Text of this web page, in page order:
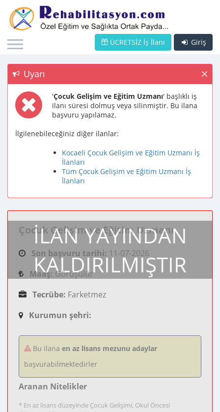
Giriş
ÜCRETSİZ İş İlanı
Uyarı
'Çocuk Gelişim ve Eğitim Uzmanı' başlıklı iş
ilanı süresi dolmuş veya silinmiştir. Bu ilana
başvuru yapılamaz.
İlgilenebileceğiniz diğer ilanlar:
Kocaeli Çocuk Gelişim ve Eğitim Uzmanı İş
İlanları
Tüm Çocuk Gelişim ve Eğitim Uzmanı İş
İlanları
İLAN YAYINDAN
KALDIRILMIŞTIR
Çocuk Gelişim ve Eğitim Uzmanı
Son başvuru tarihi: 11-07-2026
Maaş: Görüşülür
Tecrübe: Farketmez
Kurumun şehri:
Bu ilana en az lisans mezunu adaylar
başvurabilmektedirler
Aranan Nitelikler
* En az lisans düzeyinde Çocuk Gelişimi, Okul Öncesi